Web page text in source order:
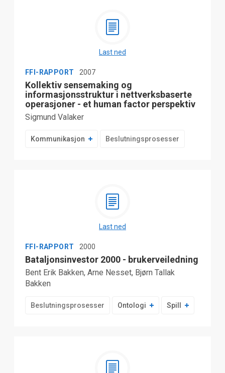
Last ned
FFI-RAPPORT 2007
Kollektiv sensemaking og
informasjonsstruktur i nettverksbaserte
operasjoner - et human factor perspektiv
Sigmund Valaker
Kommunikasjon Beslutningsprosesser
Last ned
FFI-RAPPORT 2000
Bataljonsinvestor 2000 - brukerveiledning
Bent Erik Bakken, Arne Nesset, Bjørn Tallak
Bakken
Beslutningsprosesser Ontologi Spill